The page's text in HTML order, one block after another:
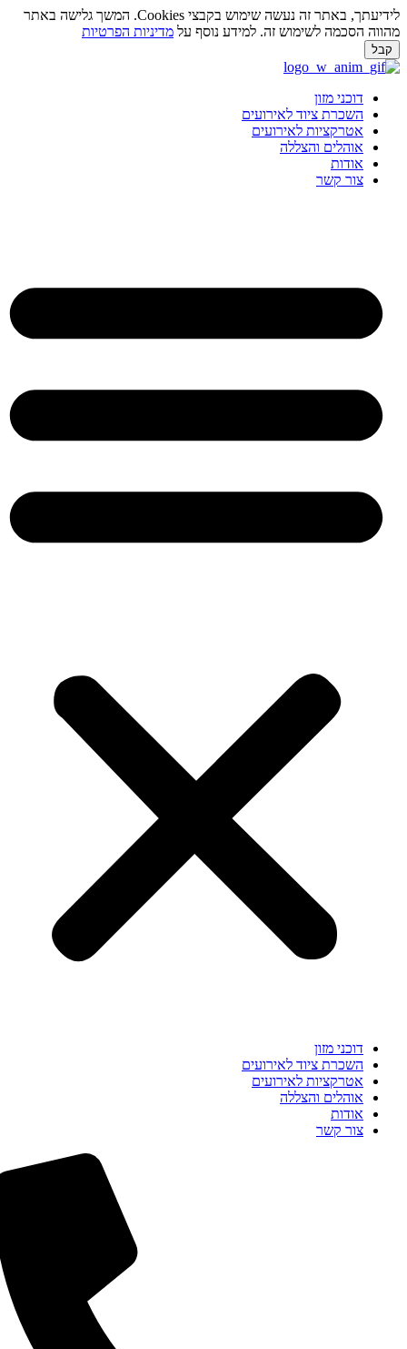
לידיעתך, באתר זה נעשה שימוש בקבצי Cookies. המשך גלישה באתר
הסכמה לשימוש זה. למידע נוסף עלמדיניות הפרטיות
קבל
דוכני מזון
השכרת ציוד לאירועים
אטרקציות לאירועים
אוהלים והצללה
אודות
צור קשר
דוכני מזון
השכרת ציוד לאירועים
אטרקציות לאירועים
אוהלים והצללה
אודות
צור קשר